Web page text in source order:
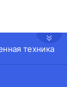
техника